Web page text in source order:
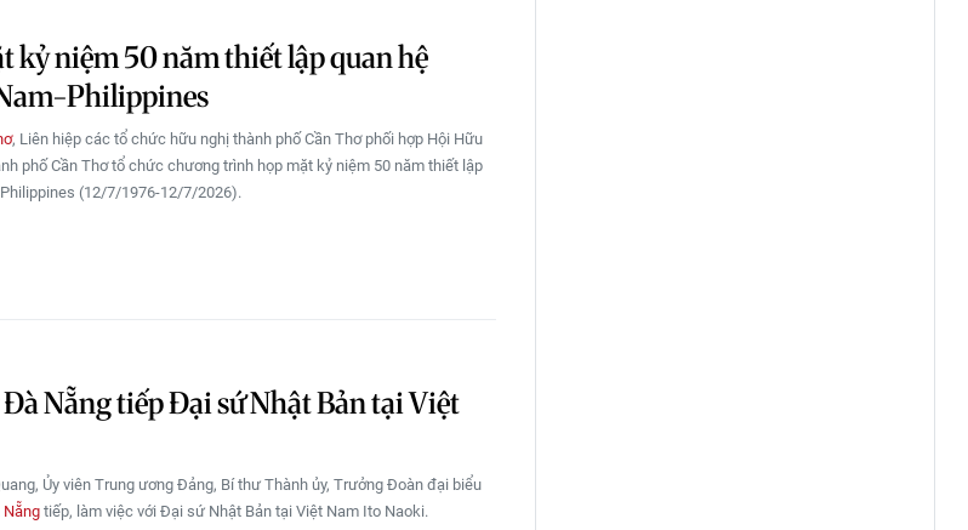
kỷ niệm 50 năm thiết lập quan hệ
Philippines
, Liên hiệp các tổ chức hữu nghị thành phố Cần Thơ phối hợp Hội Hữu
phố Cần Thơ tổ chức chương trình họp mặt kỷ niệm 50 năm thiết lập
(12/7/1976-12/7/2026).
Nẵng tiếp Đại sứ Nhật Bản tại Việt
Ủy viên Trung ương Đảng, Bí thư Thành ủy, Trưởng Đoàn đại biểu
tiếp, làm việc với Đại sứ Nhật Bản tại Việt Nam Ito Naoki.